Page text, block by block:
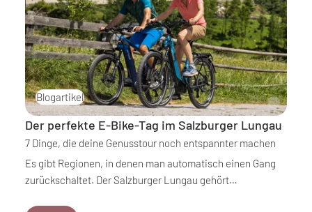
Blogartikel
Der perfekte E-Bike-Tag im Salzburger Lungau
7 Dinge, die deine Genusstour noch entspannter machen
Es gibt Regionen, in denen man automatisch einen Gang
zurückschaltet. Der Salzburger Lungau gehört…